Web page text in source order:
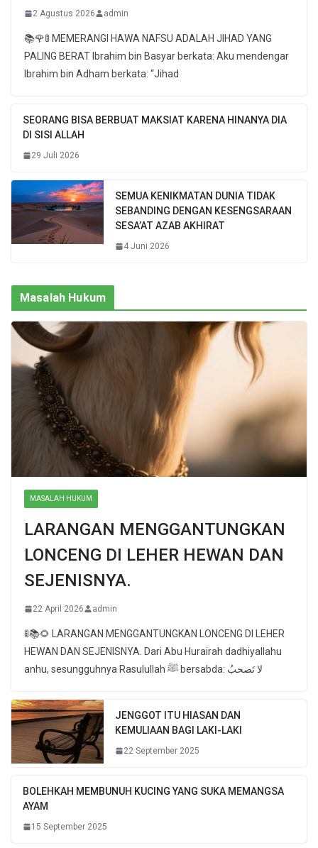
2 Agustus 2026 admin
📚🌹🚦 MEMERANGI HAWA NAFSU ADALAH JIHAD YANG
PALING BERAT Ibrahim bin Basyar berkata: Aku mendengar
Ibrahim bin Adham berkata: “Jihad
SEORANG BISA BERBUAT MAKSIAT KARENA HINANYA DIA
DI SISI ALLAH
29 Juli 2026
SEMUA KENIKMATAN DUNIA TIDAK
SEBANDING DENGAN KESENGSARAAN
SESA’AT AZAB AKHIRAT
4 Juni 2026
Masalah Hukum
MASALAH HUKUM
LARANGAN MENGGANTUNGKAN
LONCENG DI LEHER HEWAN DAN
SEJENISNYA.
22 April 2026 admin
🚦📚🌻 LARANGAN MENGGANTUNGKAN LONCENG DI LEHER
HEWAN DAN SEJENISNYA. Dari Abu Hurairah dadhiyallahu
anhu, sesungguhnya Rasulullah ﷺ bersabda: لا تَصحبُ
JENGGOT ITU HIASAN DAN
KEMULIAAN BAGI LAKI-LAKI
22 September 2025
BOLEHKAH MEMBUNUH KUCING YANG SUKA MEMANGSA
AYAM
15 September 2025